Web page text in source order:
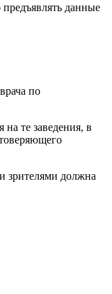
данные
по
те заведения, в
зрителями должна